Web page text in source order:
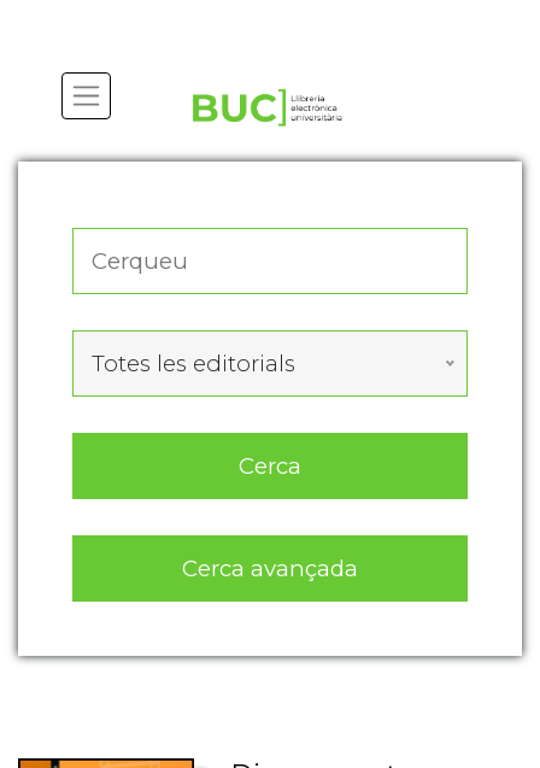
Totes les editorials
Cerca
Cerca avançada